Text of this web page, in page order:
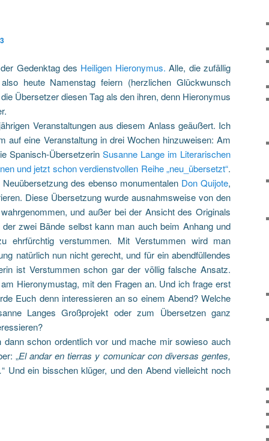
Gedenktag des Heiligen Hieronymus. Alle, die zufällig
heute Namenstag feiern (herzlichen Glückwunsch
Übersetzer diesen Tag als den ihren, denn Hieronymus
Veranstaltungen aus diesem Anlass geäußert. Ich
auf eine Veranstaltung in drei Wochen hinzuweisen: Am
Spanisch-Übersetzerin Susanne Lange im Literarischen
und jetzt schon verdienstvollen Reihe „neu_übersetzt“.
des ebenso monumentalen Don Quijote,
Diese Übersetzung wurde ausnahmsweise von den
und außer bei der Ansicht des Originals
zwei Bände selbst kann man auch beim Anhang und
ehrfürchtig verstummen. Mit Verstummen wird man
natürlich nun nicht gerecht, und für ein abendfüllendes
ist Verstummen schon gar der völlig falsche Ansatz.
Hieronymustag, mit den Fragen an. Und ich frage erst
Euch denn interessieren an so einem Abend? Welche
Langes Großprojekt oder zum Übersetzen ganz
schon ordentlich vor und mache mir sowieso auch
„El andar en tierras y comunicar con diversas gentes,
“ Und ein bisschen klüger, und den Abend vielleicht noch